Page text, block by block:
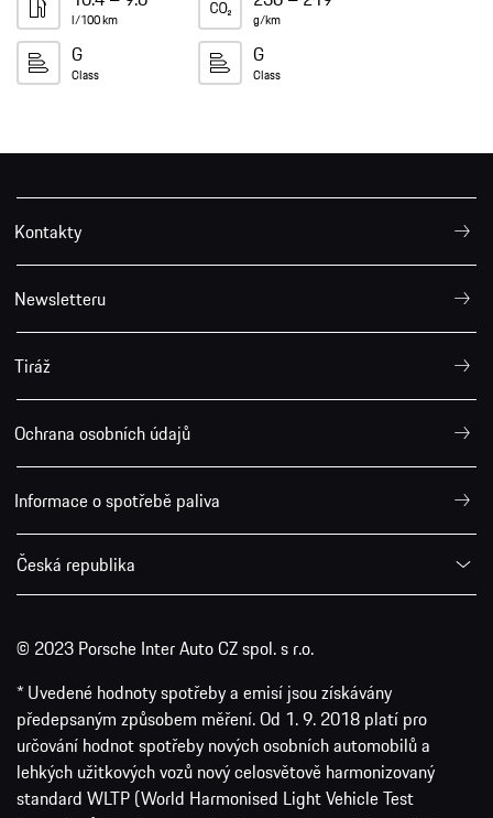
Kontakty
Tiráž
Ochrana osobních údajů
Informace o spotřebě paliva
Česká republika
předepsaným způsobem měření. Od 1. 9. 2018 platí pro
určování hodnot spotřeby nových osobních automobilů a
lehkých užitkových vozů nový celosvětově harmonizovaný
Procedure), který postupně nahrazuje dosavadní standard
NEDC (nový evropský jízdní cyklus – New European Driving
Cycle). Z důvodu postupu měření, který se více blíží provozu
automobilu v reálných podmínkách, jsou hodnoty spotřeby
paliva i emisí CO₂ v mnoha případech vyšší než při měření
standardem NEDC.